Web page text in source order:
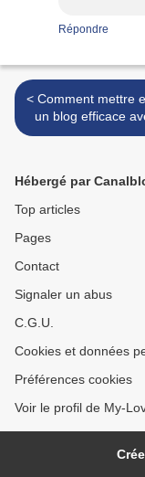
Répondre
< Comment mettre en place
un blog efficace
rédac
Hébergé par
Top articles
Pages
Contact
Signaler un abus
C.G.U.
Cookies et données
Préférences cookies
Voir le profil de My-